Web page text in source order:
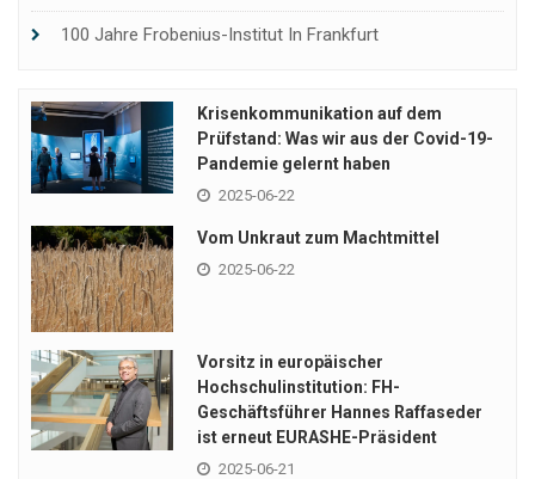
100 Jahre Frobenius-Institut In Frankfurt
Krisenkommunikation auf dem
Prüfstand: Was wir aus der Covid-19-
Pandemie gelernt haben
2025-06-22
Vom Unkraut zum Machtmittel
2025-06-22
Vorsitz in europäischer
Hochschulinstitution: FH-
Geschäftsführer Hannes Raffaseder
ist erneut EURASHE-Präsident
2025-06-21